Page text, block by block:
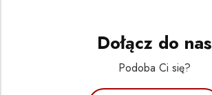
Dołącz do nas
Podoba Ci się?